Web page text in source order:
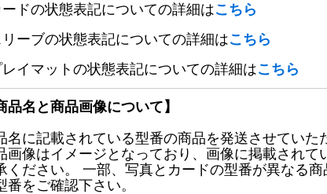
ドの状態表記についての詳細はこちら
ーブの状態表記についての詳細はこちら
イマットの状態表記についての詳細はこちら
品名と商品画像について】
名に記載されている型番の商品を発送させていた
画像はイメージとなっており、画像に掲載され
ください。 一部、写真とカードの型番が異なる
番をご確認下さい。